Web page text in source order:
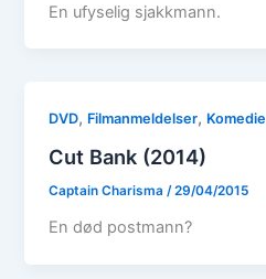
En ufyselig sjakkmann.
DVD, Filmanmeldelser, Komedie
Cut Bank (2014)
Captain Charisma/29/04/2015
En død postmann?